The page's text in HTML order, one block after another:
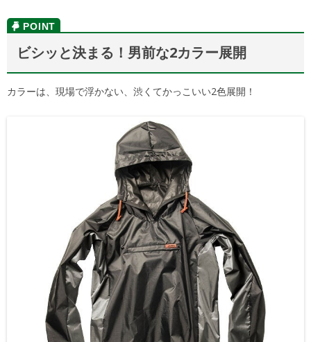
ビシッと決まる！男前な2カラー展開
カラーは、現場で浮かない、渋くてかっこいい2色展開！